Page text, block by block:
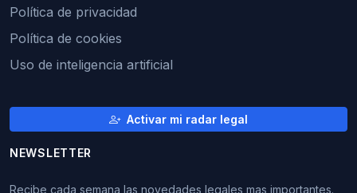
Política de privacidad
Política de cookies
Uso de inteligencia artificial
Activar mi radar legal
NEWSLETTER
Recibe cada semana las novedades legales mas importantes.